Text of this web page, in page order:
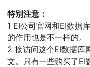
特别注意：
1 EI公司官网和EI数据
的作用也是不一样的。
2 接访问这个EI数据库
文。只有一些购买了EI